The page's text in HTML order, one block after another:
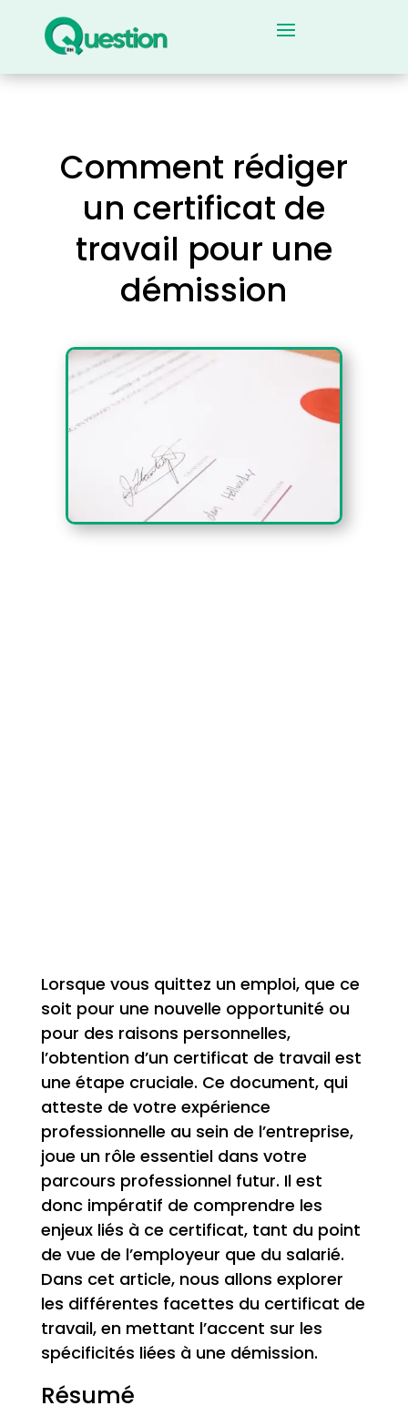
Comment rédiger
un certificat de
travail pour une
démission
Lorsque vous quittez un emploi, que ce
soit pour une nouvelle opportunité ou
pour des raisons personnelles,
l’obtention d’un certificat de travail est
une étape cruciale. Ce document, qui
atteste de votre expérience
professionnelle au sein de l’entreprise,
joue un rôle essentiel dans votre
parcours professionnel futur. Il est
donc impératif de comprendre les
enjeux liés à ce certificat, tant du point
de vue de l’employeur que du salarié.
Dans cet article, nous allons explorer
les différentes facettes du certificat de
travail, en mettant l’accent sur les
spécificités liées à une démission.
Résumé